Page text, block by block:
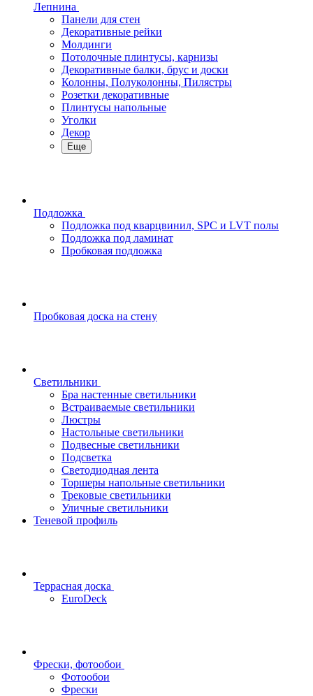
Лепнина
Панели для стен
Декоративные рейки
Молдинги
Потолочные плинтусы, карнизы
Декоративные балки, брус и доски
Колонны, Полуколонны, Пилястры
Розетки декоративные
Плинтусы напольные
Уголки
Декор
Еще
Подложка
Подложка под кварцвинил, SPC и LVT полы
Подложка под ламинат
Пробковая подложка
Пробковая доска на стену
Светильники
Бра настенные светильники
Встраиваемые светильники
Люстры
Настольные светильники
Подвесные светильники
Подсветка
Светодиодная лента
Торшеры напольные светильники
Трековые светильники
Уличные светильники
Теневой профиль
Террасная доска
EuroDeck
Фрески, фотообои
Фотообои
Фрески